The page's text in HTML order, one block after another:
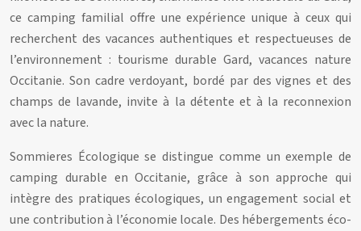
ce camping familial offre une expérience unique à ceux qui
recherchent des vacances authentiques et respectueuses de
l’environnement : tourisme durable Gard, vacances nature
Occitanie. Son cadre verdoyant, bordé par des vignes et des
champs de lavande, invite à la détente et à la reconnexion
avec la nature.
Sommieres Écologique se distingue comme un exemple de
camping durable en Occitanie, grâce à son approche qui
intègre des pratiques écologiques, un engagement social et
une contribution à l’économie locale. Des hébergements éco-